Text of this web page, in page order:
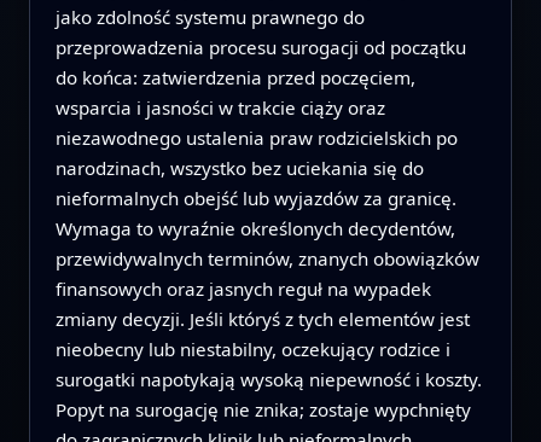
jako zdolność systemu prawnego do
przeprowadzenia procesu surogacji od początku
do końca: zatwierdzenia przed poczęciem,
wsparcia i jasności w trakcie ciąży oraz
niezawodnego ustalenia praw rodzicielskich po
narodzinach, wszystko bez uciekania się do
nieformalnych obejść lub wyjazdów za granicę.
Wymaga to wyraźnie określonych decydentów,
przewidywalnych terminów, znanych obowiązków
finansowych oraz jasnych reguł na wypadek
zmiany decyzji. Jeśli któryś z tych elementów jest
nieobecny lub niestabilny, oczekujący rodzice i
surogatki napotykają wysoką niepewność i koszty.
Popyt na surogację nie znika; zostaje wypchnięty